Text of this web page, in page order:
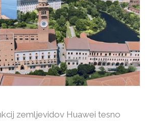
zemljevidov Huawei tesno